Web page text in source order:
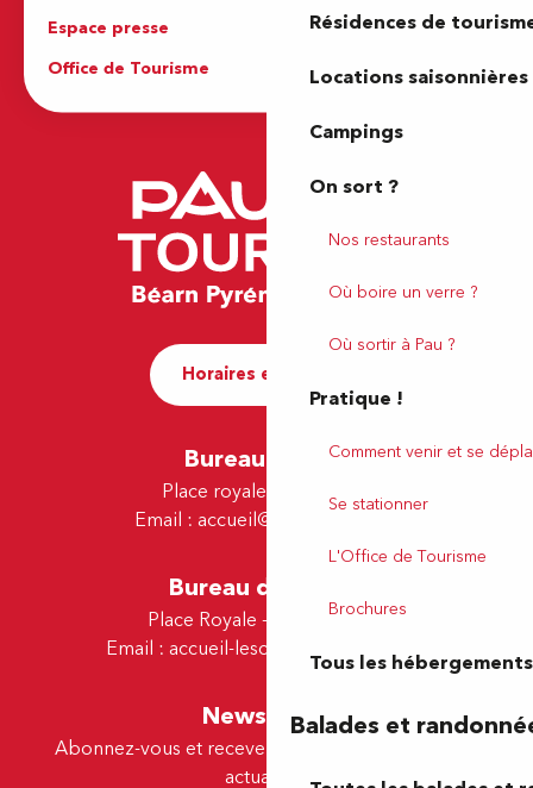
Résidences de
Locations saisonnières
Campings
On sort ?
Nos restaurants
Où boire un verre ?
Où sortir à Pau ?
Pratique !
Comment venir et se
Se stationner
L'Office de Tourisme
Brochures
Tous les hébergements
Balades et
Espace presse
Brochures
Office de Tourisme
Horaires et contact
Bureau de Pau
Place royale - 64000 Pau
Email : accueil@tourismepau.fr
Bureau de Lescar
Place Royale - 64230 Lescar
Email : accueil-lescar@tourismepau.fr
Newsletter
Abonnez-vous et recevez par e-mail nos offres et
actualités.